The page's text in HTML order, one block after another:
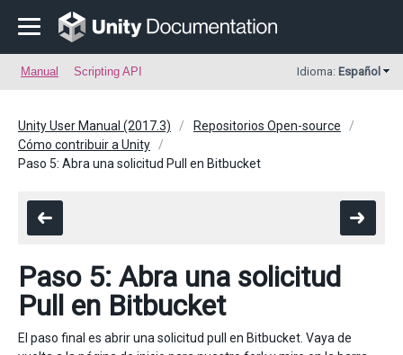
Manual Scripting API Idioma: Español
Unity User Manual (2017.3)
Repositorios Open-source
Cómo contribuir a Unity
Paso 5: Abra una solicitud Pull en Bitbucket
Paso 5: Abra una solicitud
Pull en Bitbucket
El paso final es abrir una solicitud pull en Bitbucket. Vaya de